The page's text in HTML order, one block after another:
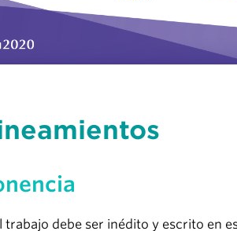
trabajo debe ser inédito y escrito en